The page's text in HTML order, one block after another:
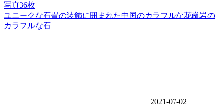
写真36枚
ユニークな石畳の装飾に囲まれた中国のカラフルな花崗岩の
カラフルな石
2021-07-02